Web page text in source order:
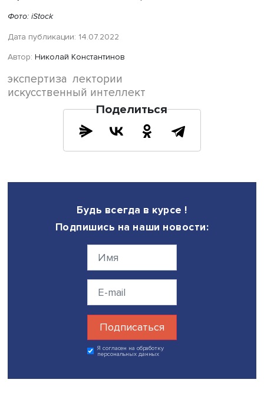
создание новых приборов в электронике, увеличение
электрических батарей значительно улучшатся, а
промышленность ждет тотальная интеллектуализация и
роботизация, прогнозирует ученый.
Однако, по его словам, чтобы все это работало, нужно
«Должно быть разрешение на использование
скандальная вещь. В России, США, Евросоюзе это
науки», — заключил Михаил Лазарев.
Дата публикации: 14.07.2022
Николай Константинов
лектории
искусственный интеллект
Поделиться